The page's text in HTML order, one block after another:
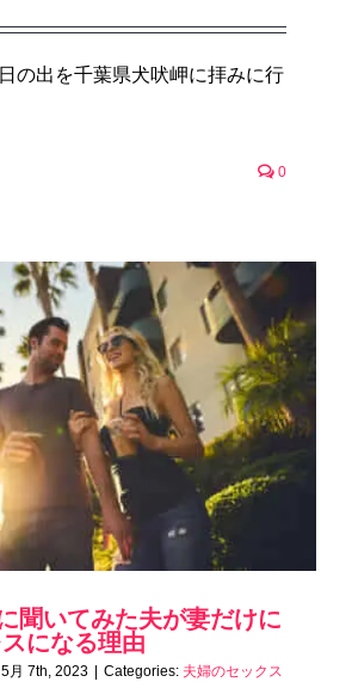
の出を千葉県犬吠岬に拝みに行
0
聞いてみた夫が妻だけに
になる理由
5月 7th, 2023 Categories: 夫婦のセックス